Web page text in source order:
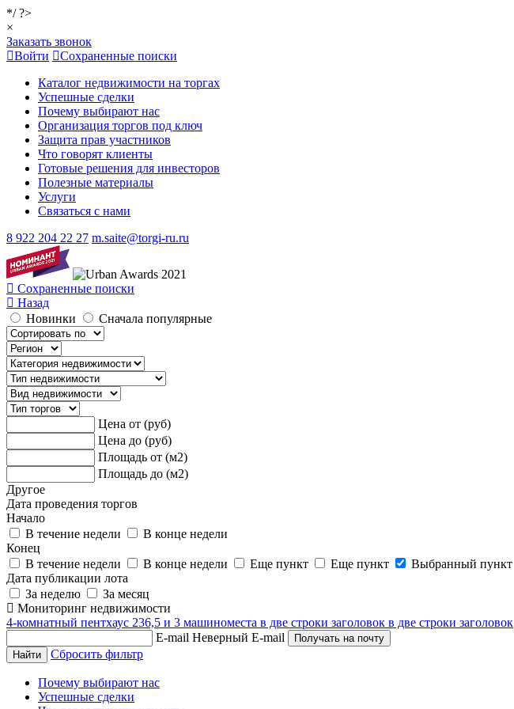
*/ ?>
×
Заказать звонок
Войти
Сохраненные поиски
Каталог недвижимости на торгах
Успешные сделки
Почему выбирают нас
Организация торгов под ключ
Защита прав участников
Что говорят клиенты
Готовые решения для инвесторов
Полезные материалы
Услуги
Связаться с нами
8 922 204 22 27 m.saite@torgi-ru.ru
Сохраненные поиски
Назад
Новинки
Сначала популярные
Цена от (руб)
Цена до (руб)
Площадь от (м2)
Площадь до (м2)
Другое
Дата проведения торгов
Начало
В течение недели
В конце недели
Конец
В течение недели
В конце недели Еще пункт Еще пункт Выбранный пункт
Дата публикации лота
За неделю
За месяц
Мониторинг недвижимости
4-комнатный пентхаус 236,5 и 3 машиноместа в две строки заголовок в две строки заголовок
E-mail Неверный E-mail
Сбросить фильтр
Почему выбирают нас
Успешные сделки